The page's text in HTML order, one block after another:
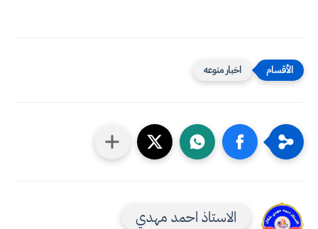
اخبار منوعه
الاستاذ احمد مهدي